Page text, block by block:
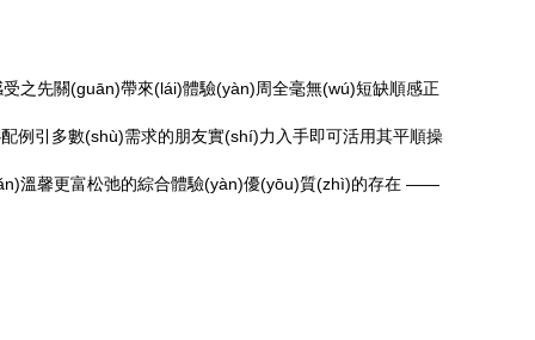
之先關(guān)帶來(lái)體驗(yàn)周全毫無(wú)短缺順感正
例引多數(shù)需求的朋友實(shí)力入手即可活用其平順操
溫馨更富松弛的綜合體驗(yàn)優(yōu)質(zhì)的存在 ——